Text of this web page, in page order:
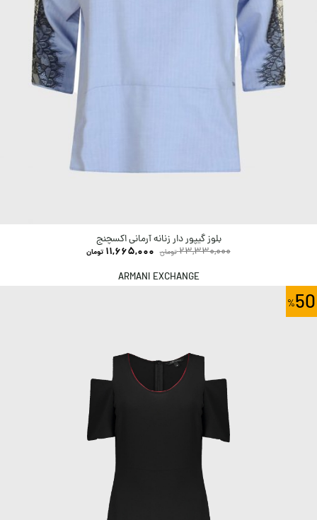
بلوز گیپور دار زنانه آرمانی اکسچنج
23,330,000 تومان 11,665,000 تومان
ARMANI EXCHANGE
50